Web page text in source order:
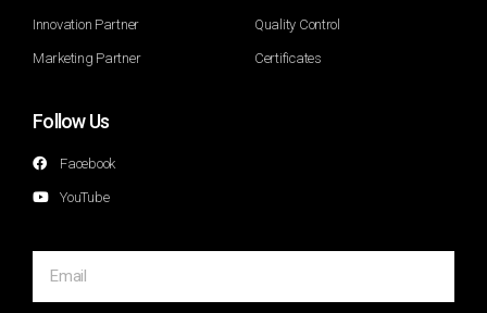
Innovation Partner
Marketing Partner
Quality Control
Certificates
Follow Us
Facebook
YouTube